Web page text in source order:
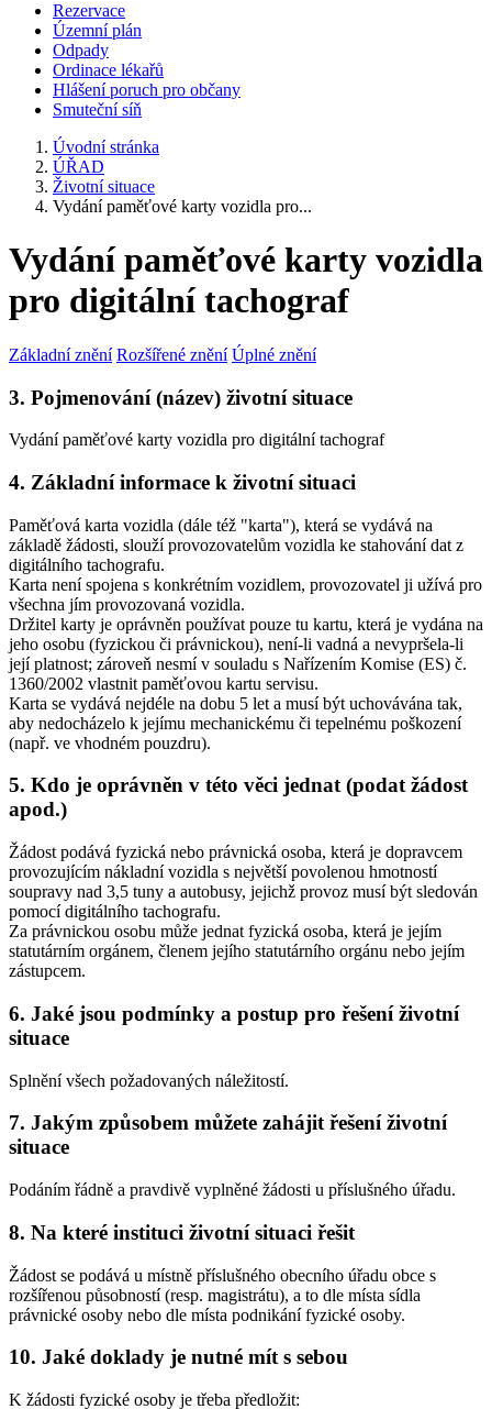
Rezervace
Územní plán
Odpady
Ordinace lékařů
Hlášení poruch pro občany
Smuteční síň
Úvodní stránka
ÚŘAD
Životní situace
Vydání paměťové karty vozidla pro...
Vydání paměťové karty vozidla
pro digitální tachograf
Základní znění Rozšířené znění Úplné znění
3. Pojmenování (název) životní situace
Vydání paměťové karty vozidla pro digitální tachograf
4. Základní informace k životní situaci
Paměťová karta vozidla (dále též "karta"), která se vydává na
základě žádosti, slouží provozovatelům vozidla ke stahování dat z
digitálního tachografu.
Karta není spojena s konkrétním vozidlem, provozovatel ji užívá pro
všechna jím provozovaná vozidla.
Držitel karty je oprávněn používat pouze tu kartu, která je vydána na
jeho osobu (fyzickou či právnickou), není-li vadná a nevypršela-li
její platnost; zároveň nesmí v souladu s Nařízením Komise (ES) č.
1360/2002 vlastnit paměťovou kartu servisu.
Karta se vydává nejdéle na dobu 5 let a musí být uchovávána tak,
aby nedocházelo k jejímu mechanickému či tepelnému poškození
(např. ve vhodném pouzdru).
5. Kdo je oprávněn v této věci jednat (podat žádost
apod.)
Žádost podává fyzická nebo právnická osoba, která je dopravcem
provozujícím nákladní vozidla s největší povolenou hmotností
soupravy nad 3,5 tuny a autobusy, jejichž provoz musí být sledován
pomocí digitálního tachografu.
Za právnickou osobu může jednat fyzická osoba, která je jejím
statutárním orgánem, členem jejího statutárního orgánu nebo jejím
zástupcem.
6. Jaké jsou podmínky a postup pro řešení životní
situace
Splnění všech požadovaných náležitostí.
7. Jakým způsobem můžete zahájit řešení životní
situace
Podáním řádně a pravdivě vyplněné žádosti u příslušného úřadu.
8. Na které instituci životní situaci řešit
Žádost se podává u místně příslušného obecního úřadu obce s
rozšířenou působností (resp. magistrátu), a to dle místa sídla
právnické osoby nebo dle místa podnikání fyzické osoby.
10. Jaké doklady je nutné mít s sebou
K žádosti fyzické osoby je třeba předložit: